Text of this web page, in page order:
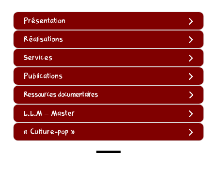
Présentation
Réalisations
Services
Publications
Ressources documentaires
L.L.M – Master
« Culture-pop »